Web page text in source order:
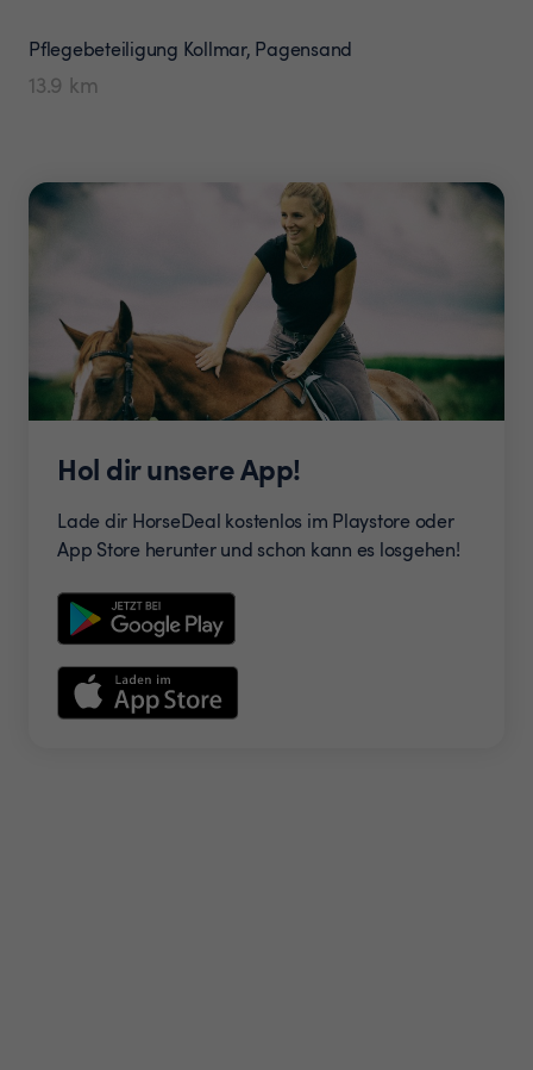
Pflegebeteiligung Kollmar, Pagensand
13.9 km
Hol dir unsere App!
Lade dir HorseDeal kostenlos im Playstore oder
App Store herunter und schon kann es losgehen!